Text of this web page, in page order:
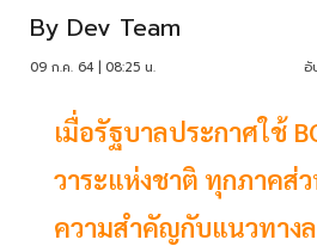
By Dev Team
09 ก.ค. 64 | 08:25 น. อั
เมื่อรัฐบาลประกาศใช้
วาระแห่งชาติ ทุกภาคส่
ความสำคัญกับแนวทาง